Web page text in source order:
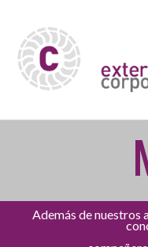
Además de nuestros